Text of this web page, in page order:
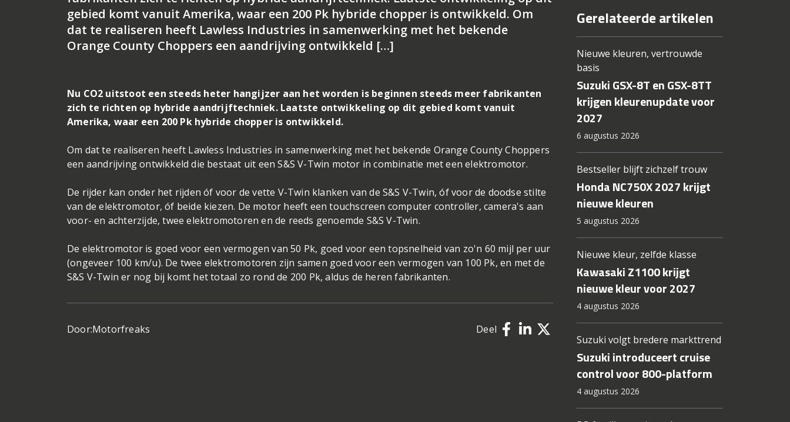
gebied komt vanuit Amerika, waar een 200 Pk hybride chopper is ontwikkeld. Om
dat te realiseren heeft Lawless Industries in samenwerking met het bekende
Orange County Choppers een aandrijving ontwikkeld […]
Nu CO2 uitstoot een steeds heter hangijzer aan het worden is beginnen steeds meer fabrikanten
zich te richten op hybride aandrijftechniek. Laatste ontwikkeling op dit gebied komt vanuit
Amerika, waar een 200 Pk hybride chopper is ontwikkeld.
Om dat te realiseren heeft Lawless Industries in samenwerking met het bekende Orange County Choppers
een aandrijving ontwikkeld die bestaat uit een S&S V-Twin motor in combinatie met een elektromotor.
De rijder kan onder het rijden óf voor de vette V-Twin klanken van de S&S V-Twin, óf voor de doodse stilte
van de elektromotor, óf beide kiezen. De motor heeft een touchscreen computer controller, camera's aan
voor- en achterzijde, twee elektromotoren en de reeds genoemde S&S V-Twin.
De elektromotor is goed voor een vermogen van 50 Pk, goed voor een topsnelheid van zo'n 60 mijl per uur
(ongeveer 100 km/u). De twee elektromotoren zijn samen goed voor een vermogen van 100 Pk, en met de
S&S V-Twin er nog bij komt het totaal zo rond de 200 Pk, aldus de heren fabrikanten.
Door:Motorfreaks Deel
Gerelateerde artikelen
Nieuwe kleuren, vertrouwde
basis
Suzuki GSX-8T en GSX-8TT
krijgen kleurenupdate voor
2027
6 augustus 2026
Bestseller blijft zichzelf trouw
Honda NC750X 2027 krijgt
nieuwe kleuren
5 augustus 2026
Nieuwe kleur, zelfde klasse
Kawasaki Z1100 krijgt
nieuwe kleur voor 2027
4 augustus 2026
Suzuki volgt bredere markttrend
Suzuki introduceert cruise
control voor 800-platform
4 augustus 2026